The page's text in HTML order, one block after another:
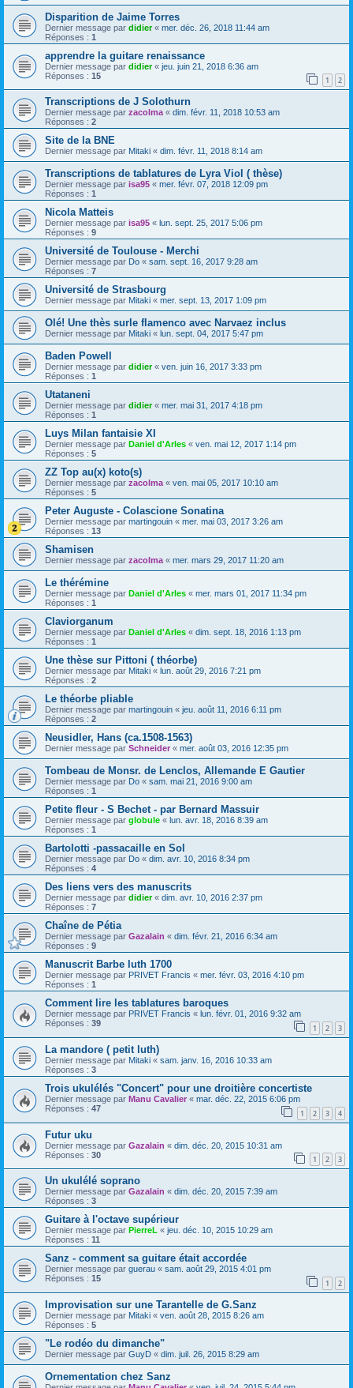
Disparition de Jaime Torres
Dernier message par didier« mer. déc. 26, 2018 11:44 am
Réponses : 1
apprendre la guitare renaissance
Dernier message par didier« jeu. juin 21, 2018 6:36 am
Réponses : 15 1 2
Transcriptions de J Solothurn
Dernier message par zacolma « dim. févr. 11, 2018 10:53 am
Réponses : 2
Site de la BNE
Dernier message par Mitaki « dim. févr. 11, 2018 8:14 am
Transcriptions de tablatures de Lyra Viol ( thèse)
Dernier message par isa95 « mer. févr. 07, 2018 12:09 pm
Réponses : 1
Nicola Matteis
Dernier message par isa95 « lun. sept. 25, 2017 5:06 pm
Réponses : 9
Université de Toulouse - Merchi
Dernier message par Do « sam. sept. 16, 2017 9:28 am
Réponses : 7
Université de Strasbourg
Dernier message par Mitaki « mer. sept. 13, 2017 1:09 pm
Olé! Une thès surle flamenco avec Narvaez inclus
Dernier message par Mitaki « lun. sept. 04, 2017 5:47 pm
Baden Powell
Dernier message par didier« ven. juin 16, 2017 3:33 pm
Réponses : 1
Utataneni
Dernier message par didier« mer. mai 31, 2017 4:18 pm
Réponses : 1
Luys Milan fantaisie XI
Dernier message par Daniel d'Arles « ven. mai 12, 2017 1:14 pm
Réponses : 5
ZZ Top au(x) koto(s)
Dernier message par zacolma « ven. mai 05, 2017 10:10 am
Réponses : 5
Peter Auguste - Colascione Sonatina
Dernier message par martingouin « mer. mai 03, 2017 3:26 am
Réponses : 13
Shamisen
Dernier message par zacolma « mer. mars 29, 2017 11:20 am
Le thérémine
Dernier message par Daniel d'Arles « mer. mars 01, 2017 11:34 pm
Réponses : 1
Claviorganum
Dernier message par Daniel d'Arles « dim. sept. 18, 2016 1:13 pm
Réponses : 1
Une thèse sur Pittoni ( théorbe)
Dernier message par Mitaki « lun. août 29, 2016 7:21 pm
Réponses : 2
Le théorbe pliable
Dernier message par martingouin « jeu. août 11, 2016 6:11 pm
Réponses : 2
Neusidler, Hans (ca.1508-1563)
Dernier message par Schneider « mer. août 03, 2016 12:35 pm
Tombeau de Monsr. de Lenclos, Allemande E Gautier
Dernier message par Do « sam. mai 21, 2016 9:00 am
Réponses : 1
Petite fleur - S Bechet - par Bernard Massuir
Dernier message par globule « lun. avr. 18, 2016 8:39 am
Réponses : 1
Bartolotti -passacaille en Sol
Dernier message par Do « dim. avr. 10, 2016 8:34 pm
Réponses : 4
Des liens vers des manuscrits
Dernier message par didier« dim. avr. 10, 2016 2:37 pm
Réponses : 7
Chaîne de Pétia
Dernier message par Gazalain « dim. févr. 21, 2016 6:34 am
Réponses : 9
Manuscrit Barbe luth 1700
Dernier message par PRIVET Francis « mer. févr. 03, 2016 4:10 pm
Réponses : 1
Comment lire les tablatures baroques
Dernier message par PRIVET Francis « lun. févr. 01, 2016 9:32 am
Réponses : 39 1 2 3
La mandore ( petit luth)
Dernier message par Mitaki « sam. janv. 16, 2016 10:33 am
Réponses : 3
Trois ukulélés "Concert" pour une droitière concertiste
Dernier message par Manu Cavalier « mar. déc. 22, 2015 6:06 pm
Réponses : 47 1 2 3 4
Futur uku
Dernier message par Gazalain « dim. déc. 20, 2015 10:31 am
Réponses : 30 1 2 3
Un ukulélé soprano
Dernier message par Gazalain « dim. déc. 20, 2015 7:39 am
Réponses : 3
Guitare à l'octave supérieur
Dernier message par PierreL « jeu. déc. 10, 2015 10:29 am
Réponses : 11
Sanz - comment sa guitare était accordée
Dernier message par guerau « sam. août 29, 2015 4:01 pm
Réponses : 15 1 2
Improvisation sur une Tarantelle de G.Sanz
Dernier message par Mitaki « ven. août 28, 2015 8:26 am
Réponses : 5
"Le rodéo du dimanche"
Dernier message par GuyD « dim. juil. 26, 2015 8:29 am
Ornementation chez Sanz